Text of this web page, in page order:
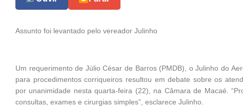
Assunto foi levantado pelo vereador Julinho
Um requerimento de Júlio César de Barros (PMDB), o Julinho do
para procedimentos corriqueiros resultou em debate sobre os
por unanimidade nesta quarta-feira (22), na Câmara de Macaé.
consultas, exames e cirurgias simples”, esclarece Julinho.